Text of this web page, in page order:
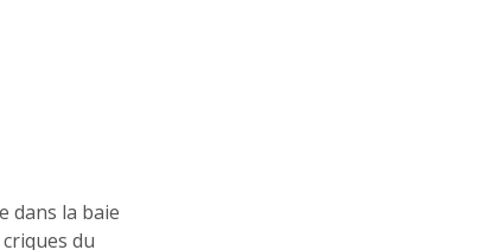
dans la baie
du